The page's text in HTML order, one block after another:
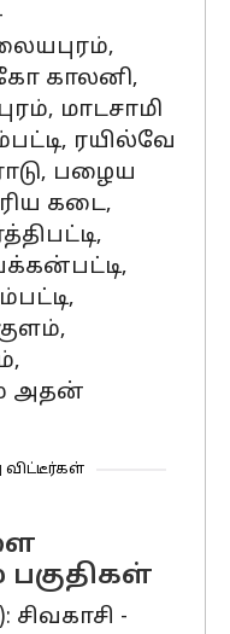
காலனி,
மாடசாமி
ரயில்வே
பழைய
கடை,
அதன்
விட்டீர்கள்
சிவகாசி -